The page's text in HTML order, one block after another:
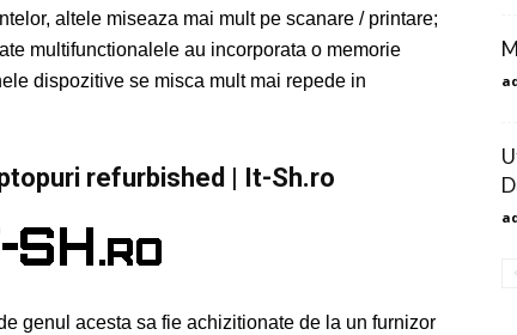
altele miseaza mai mult pe scanare / printare;
multifunctionalele au incorporata o memorie
dispozitive se misca mult mai repede in
refurbished | It-Sh.ro
genul acesta sa fie achizitionate de la un furnizor